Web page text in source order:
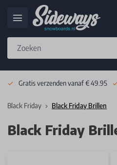
Gratis verzenden vanaf € 49.95
Black Friday Black Friday Brillen
Black Friday